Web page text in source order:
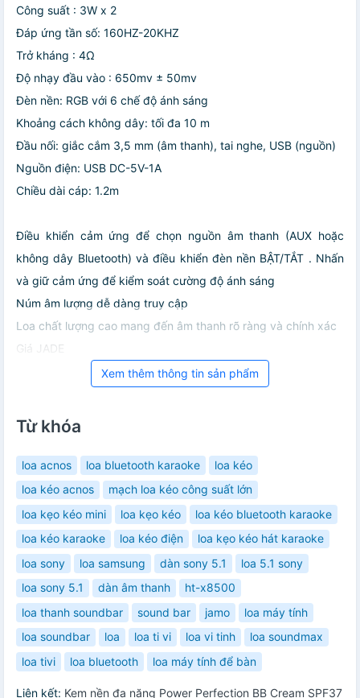
Công suất : 3W x 2
Đáp ứng tần số: 160HZ-20KHZ
Trở kháng : 4Ω
Độ nhạy đầu vào : 650mv ± 50mv
Đèn nền: RGB với 6 chế độ ánh sáng
Khoảng cách không dây: tối đa 10 m
Đầu nối: giắc cắm 3,5 mm (âm thanh), tai nghe, USB (nguồn)
Nguồn điện: USB DC-5V-1A
Chiều dài cáp: 1.2m
Điều khiển cảm ứng để chọn nguồn âm thanh (AUX hoặc
không dây Bluetooth) và điều khiển đèn nền BẬT/TẮT . Nhấn
và giữ cảm ứng để kiểm soát cường độ ánh sáng
Núm âm lượng dễ dàng truy cập
Loa chất lượng cao mang đến âm thanh rõ ràng và chính xác
Giá JADE
Xem thêm thông tin sản phẩm
Từ khóa
loa acnos loa bluetooth karaoke
loa kéo
loa kéo acnos
mạch loa kéo công suất lớn
loa kẹo kéo mini
loa kẹo kéo
loa kéo bluetooth karaoke
loa kéo karaoke
loa kéo điện
loa kẹo kéo hát karaoke
loa sony
loa samsung dàn sony 5.1
loa 5.1 sony
loa sony 5.1
dàn âm thanh
ht-x8500
loa thanh soundbar
sound bar jamo
loa máy tính
loa soundbar
loa loa ti vi loa vi tinh
loa soundmax
loa tivi
loa bluetooth loa máy tính để bàn
Liên kết: Kem nền đa năng Power Perfection BB Cream SPF37